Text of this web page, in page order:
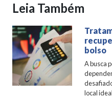
Leia Também
bolso
A busca
local